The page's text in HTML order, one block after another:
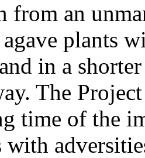
from an
plants
in a
The
time of the
with